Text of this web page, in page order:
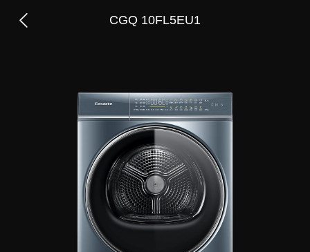
CGQ 10FL5EU1